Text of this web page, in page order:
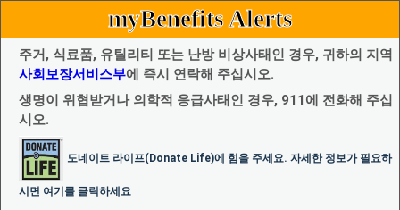
myBenefits Alerts
주거, 식료품, 유틸리티 또는 난방 비상사태인 경우, 귀하의 지역
사회보장서비스부에 즉시 연락해 주십시오.
생명이 위협받거나 의학적 응급사태인 경우, 911에 전화해 주십
시오.
도네이트 라이프(Donate Life)에 힘을 주세요. 자세한 정보가 필요하
시면 여기를 클릭하세요